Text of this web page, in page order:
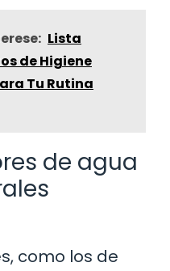
Lista
de Higiene
Tu Rutina
de agua
como los de